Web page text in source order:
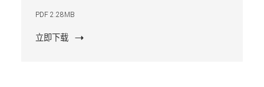
PDF 2.28MB
立即下载